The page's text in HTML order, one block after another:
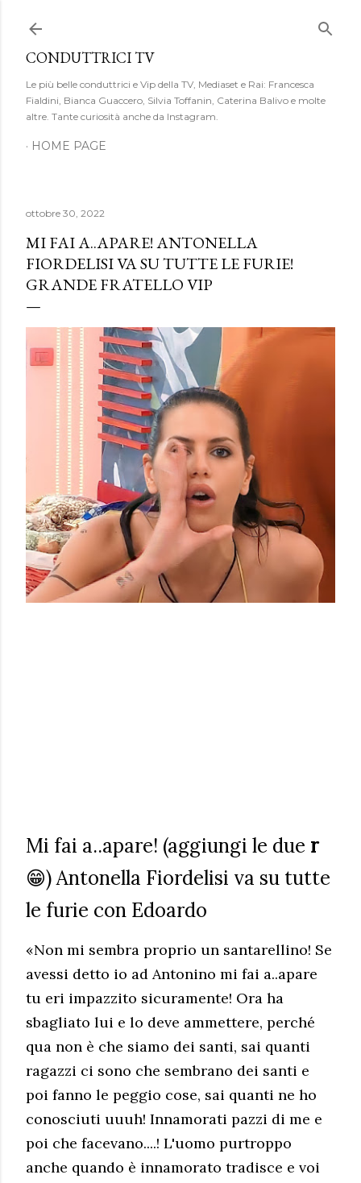
CONDUTTRICI TV
Le più belle conduttrici e Vip della TV, Mediaset e Rai: Francesca
Fialdini, Bianca Guaccero, Silvia Toffanin, Caterina Balivo e molte
altre. Tante curiosità anche da Instagram.
HOME PAGE
ottobre 30, 2022
MI FAI A..APARE! ANTONELLA
FIORDELISI VA SU TUTTE LE FURIE!
GRANDE FRATELLO VIP
Mi fai a..apare! (aggiungi le due r
😁) Antonella Fiordelisi va su tutte
le furie con Edoardo
«Non mi sembra proprio un santarellino! Se
avessi detto io ad Antonino mi fai a..apare
tu eri impazzito sicuramente! Ora ha
sbagliato lui e lo deve ammettere, perché
qua non è che siamo dei santi, sai quanti
ragazzi ci sono che sembrano dei santi e
poi fanno le peggio cose, sai quanti ne ho
conosciuti uuuh! Innamorati pazzi di me e
poi che facevano....! L'uomo purtroppo
anche quando è innamorato tradisce e voi